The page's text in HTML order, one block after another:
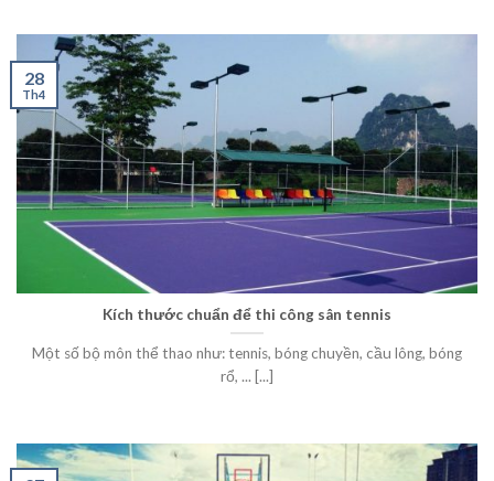
Kích thước chuẩn để thi công sân tennis
Một số bộ môn thể thao như: tennis, bóng chuyền, cầu lông, bóng
rổ, ... [...]
28
Th4